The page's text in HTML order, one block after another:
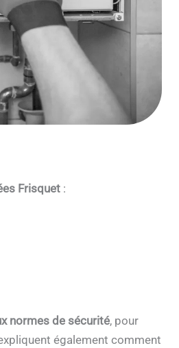
Frisquet :
normes de sécurité, pour
également comment